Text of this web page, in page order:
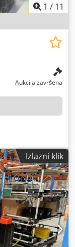
1 / 11
Aukcija završena
Izlazni klik